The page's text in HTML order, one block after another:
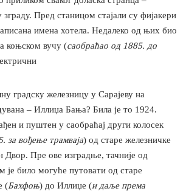
Пред станицом стајали су фијакери
имена хотела. Недалеко од њих био
коњском вучу (саобраћао од 1885. до
градску железницу у Сарајеву на
– Иллиџа Бања? Била је то 1924.
и пуштен у саобраћај други колосек
за вођење трамваја) од старе железничке
Двор. Пре ове изградње, тачније од
је било могуће путовати од старе
(Бахфоњ) до Иллиџе (и даље према